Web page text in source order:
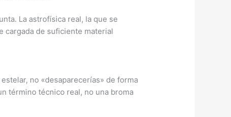
La astrofísica real, la que se
cargada de suficiente material
no «desaparecerías» de forma
término técnico real, no una broma